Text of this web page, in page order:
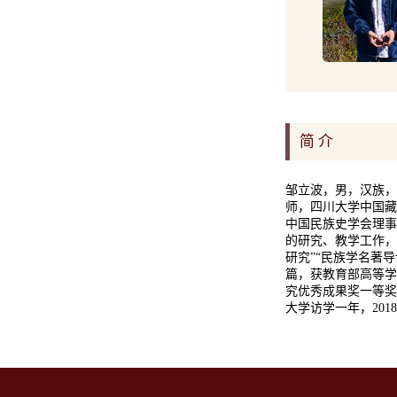
简 介
邹立波，男，汉族
师，四川大学中国
中国民族史学会理
的研究、教学工作
研究”“民族学名著
篇，获教育部高等
究优秀成果奖一等
大学访学一年，